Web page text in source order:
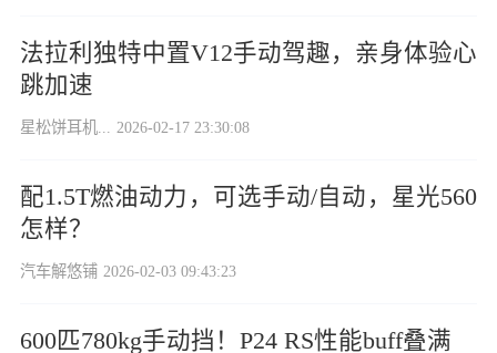
法拉利独特中置V12手动驾趣，亲身体验心
跳加速
星松饼耳机... 2026-02-17 23:30:08
配1.5T燃油动力，可选手动/自动，星光560
怎样？
汽车解悠铺 2026-02-03 09:43:23
600匹780kg手动挡！P24 RS性能buff叠满